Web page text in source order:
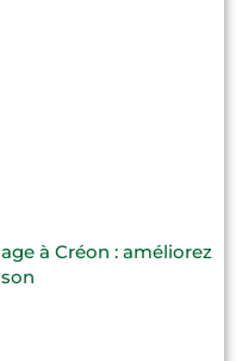
à Créon : améliorez